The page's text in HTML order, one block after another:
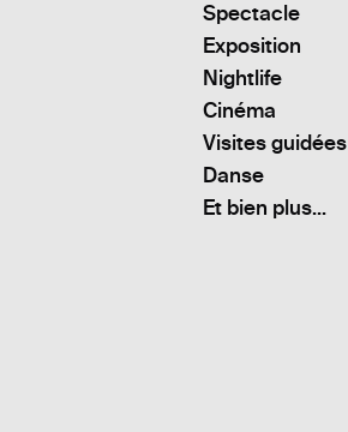
Spectacle
Exposition
Nightlife
Cinéma
Visites guidées
Danse
Et bien plus...